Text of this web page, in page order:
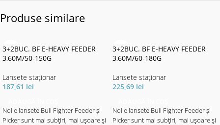
Produse similare
3+2BUC. BF E-HEAVY FEEDER
3,60M/50-150G
Lansete staţionar
187,61 lei
Noile lansete Bull Fighter Feeder și
Picker sunt mai subțiri, mai ușoare și
3+2BUC. BF E-HEAVY FEEDER
3,60M/60-180G
Lansete staţionar
225,69 lei
Noile lansete Bull Fighter Feeder și
Picker sunt mai subțiri, mai ușoare și